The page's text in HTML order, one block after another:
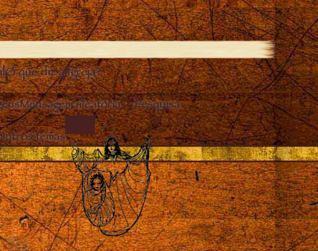
O que diz a Igreja?
Mensagem aleatória Pesquisa
temas
Close